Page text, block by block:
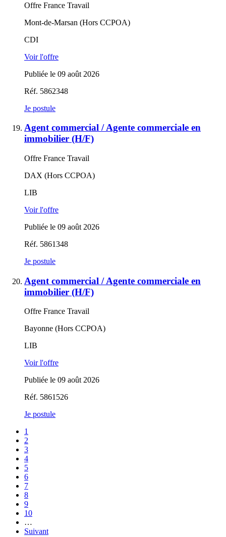
Offre France Travail
Mont-de-Marsan (Hors CCPOA)
CDI
Voir l'offre
Publiée le 09 août 2026
Réf. 5862348
Je postule
Agent commercial / Agente commerciale en
immobilier (H/F)
Offre France Travail
DAX (Hors CCPOA)
LIB
Voir l'offre
Publiée le 09 août 2026
Réf. 5861348
Je postule
Agent commercial / Agente commerciale en
immobilier (H/F)
Offre France Travail
Bayonne (Hors CCPOA)
LIB
Voir l'offre
Publiée le 09 août 2026
Réf. 5861526
Je postule
1
2
3
4
5
6
7
8
9
10
…
Suivant